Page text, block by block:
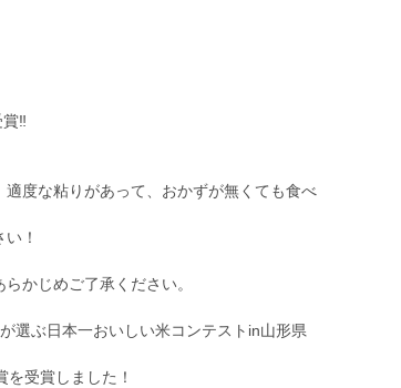
‼︎
度な粘りがあって、おかずが無くても食べ
！
かじめご了承ください。
選ぶ日本一おいしい米コンテストin山形県
受賞しました！